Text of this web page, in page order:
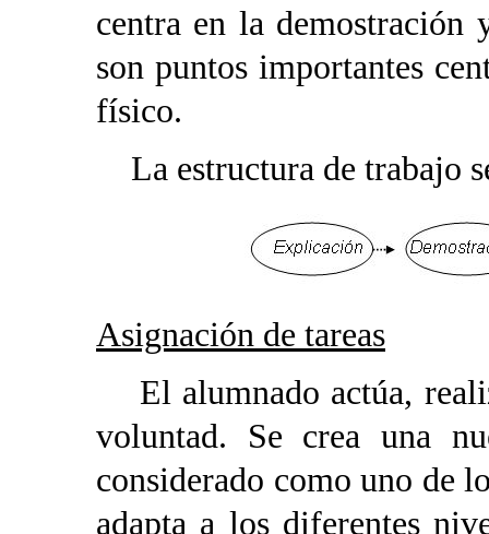
centra en la
son puntos importantes
físico.
La estructura de trabajo
Asignación de tareas
El alumnado actúa,
voluntad. Se crea una
considerado como uno de
adapta a los diferentes